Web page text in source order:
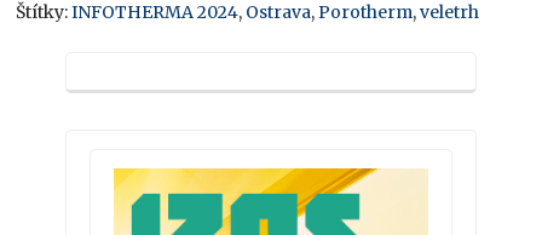
Štítky:INFOTHERMA 2024, Ostrava,Porotherm,veletrh